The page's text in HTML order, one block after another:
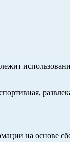
на основе